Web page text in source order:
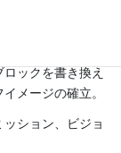
ックを書き換え
メージの確立。
ション、ビジョ